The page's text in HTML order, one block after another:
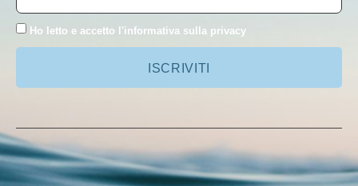
Ho letto e accetto l'informativa sulla privacy
ISCRIVITI